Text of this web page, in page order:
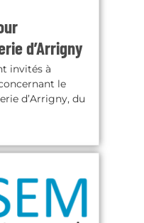
d’Arrigny
invités à
le
d’Arrigny, du